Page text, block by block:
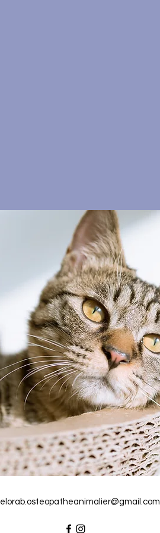
elorab.osteopatheanimalier@gmail.com